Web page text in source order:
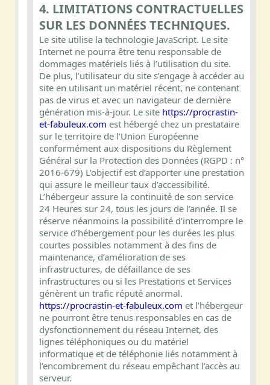
4. LIMITATIONS CONTRACTUELLES
SUR LES DONNÉES TECHNIQUES.
Le site utilise la technologie JavaScript. Le site
Internet ne pourra être tenu responsable de
dommages matériels liés à l’utilisation du site.
De plus, l’utilisateur du site s’engage à accéder au
site en utilisant un matériel récent, ne contenant
pas de virus et avec un navigateur de dernière
génération mis-à-jour. Le site https://procrastin-
et-fabuleux.com est hébergé chez un prestataire
sur le territoire de l’Union Européenne
conformément aux dispositions du Règlement
Général sur la Protection des Données (RGPD : n°
2016-679) L’objectif est d’apporter une prestation
qui assure le meilleur taux d’accessibilité.
L’hébergeur assure la continuité de son service
24 Heures sur 24, tous les jours de l’année. Il se
réserve néanmoins la possibilité d’interrompre le
service d’hébergement pour les durées les plus
courtes possibles notamment à des fins de
maintenance, d’amélioration de ses
infrastructures, de défaillance de ses
infrastructures ou si les Prestations et Services
génèrent un trafic réputé anormal.
https://procrastin-et-fabuleux.com et l’hébergeur
ne pourront être tenus responsables en cas de
dysfonctionnement du réseau Internet, des
lignes téléphoniques ou du matériel
informatique et de téléphonie liés notamment à
l’encombrement du réseau empêchant l’accès au
serveur.